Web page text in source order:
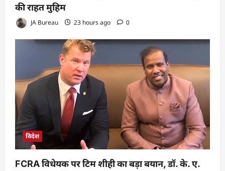
की राहत मुहिम
JA Bureau 23 hours ago 0
विदेश
FCRA विधेयक पर टिम शीही का बड़ा बयान, डॉ. के. ए.